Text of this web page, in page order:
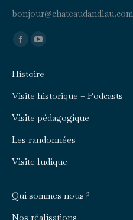
moc.u
aldna
duaet
ahc@r
uojno
b
Trouvez nous sur :
Facebook
opens
in
window
YouTube
opens
in
window
Histoire
Visite historique – Podcasts
Visite pédagogique
Les randonnées
Visite ludique
Qui sommes nous ?
Nos réalisations